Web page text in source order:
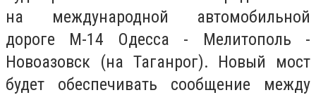
на международной автомобильной
дороге М-14 Одесса - Мелитополь -
Новоазовск (на Таганрог). Новый мост
будет обеспечивать сообщение между